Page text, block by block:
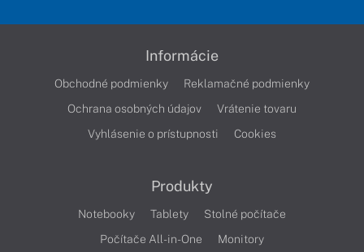
Informácie
Obchodné podmienky
Reklamačné podmienky
Ochrana osobných údajov
Vrátenie tovaru
Vyhlásenie o prístupnosti
Cookies
Produkty
Notebooky Tablety
Stolné počítače
Počítače All-in-One
Monitory